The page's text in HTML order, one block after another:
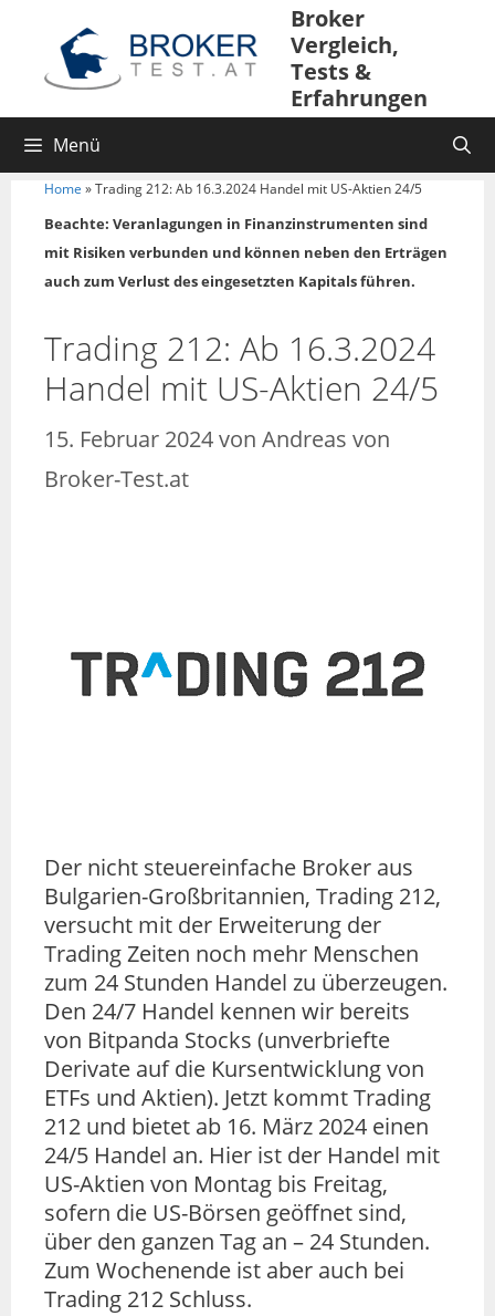
Broker
Vergleich,
Tests &
Erfahrungen
Menü
Home »Trading 212: Ab 16.3.2024 Handel mit US-Aktien 24/5
Beachte: Veranlagungen in Finanzinstrumenten sind
mit Risiken verbunden und können neben den Erträgen
auch zum Verlust des eingesetzten Kapitals führen.
Trading 212: Ab 16.3.2024
Handel mit US-Aktien 24/5
15. Februar 2024von Andreas von
Broker-Test.at
Der nicht steuereinfache Broker aus
Bulgarien-Großbritannien, Trading 212,
versucht mit der Erweiterung der
Trading Zeiten noch mehr Menschen
zum 24 Stunden Handel zu überzeugen.
Den 24/7 Handel kennen wir bereits
von Bitpanda Stocks (unverbriefte
Derivate auf die Kursentwicklung von
ETFs und Aktien). Jetzt kommt Trading
212 und bietet ab 16. März 2024 einen
24/5 Handel an. Hier ist der Handel mit
US-Aktien von Montag bis Freitag,
sofern die US-Börsen geöffnet sind,
über den ganzen Tag an – 24 Stunden.
Zum Wochenende ist aber auch bei
Trading 212 Schluss.